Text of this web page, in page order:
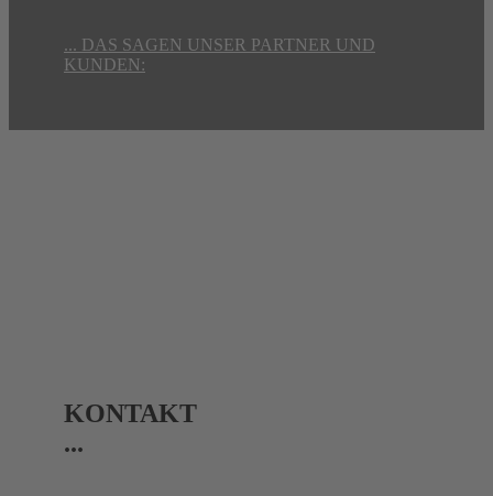
... DAS SAGEN UNSER PARTNER UND
KUNDEN:
KONTAKT
...